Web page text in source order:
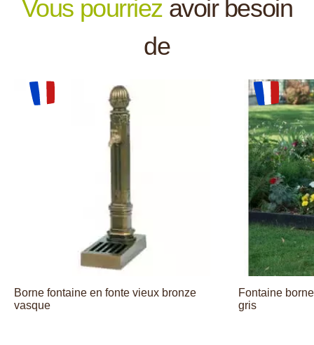
Vous pourriez avoir besoin
de
Borne fontaine en fonte vieux bronze
vasque
Fontaine
gris